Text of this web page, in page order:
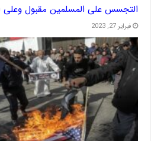
التجسس على المسلمين مقبول
فبراير 27, 2023